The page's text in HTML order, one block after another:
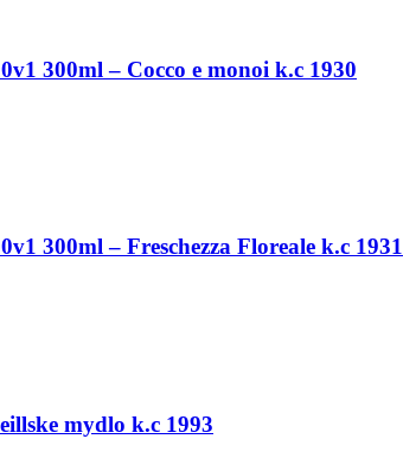
300ml – Cocco e monoi k.c 1930
300ml – Freschezza Floreale k.c 1931
mydlo k.c 1993